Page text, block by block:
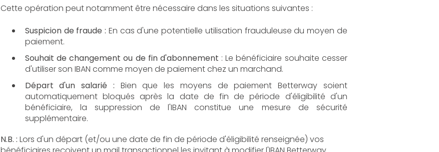
Cette opération peut notamment être nécessaire dans les situations suivantes :
Suspicion de fraude : En cas d'une potentielle utilisation frauduleuse du moyen de
paiement.
Souhait de changement ou de fin d'abonnement : Le bénéficiaire souhaite cesser
d'utiliser son IBAN comme moyen de paiement chez un marchand.
Départ d'un salarié : Bien que les moyens de paiement Betterway soient
automatiquement bloqués après la date de fin de période d'éligibilité d'un
bénéficiaire, la suppression de l'IBAN constitue une mesure de sécurité
supplémentaire.
N.B. : Lors d'un départ (et/ou une date de fin de période d'éligibilité renseignée) vos